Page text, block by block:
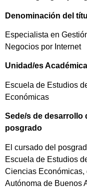
Denominación del
Especialista en
Negocios por Internet
Unidad/es
Escuela de Estudios
Económicas
Sede/s de desarrollo
posgrado
El cursado del
Escuela de Estudios
Ciencias Económicas,
Autónoma de Buenos